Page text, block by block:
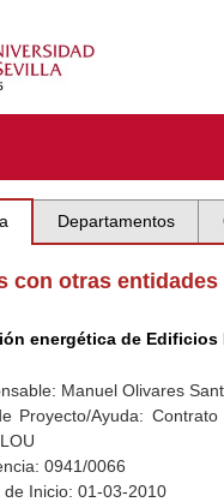
Departamentos
con otras entidades
energética de Edificios
Manuel Olivares
Proyecto/Ayuda: Contrato
0941/0066
de Inicio: 01-03-2010